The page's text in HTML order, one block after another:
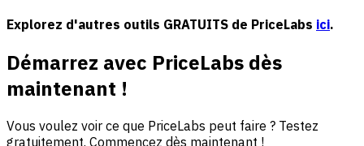
Explorez d'autres outils GRATUITS de PriceLabs ici.
Démarrez avec PriceLabs dès
maintenant !
Vous voulez voir ce que PriceLabs peut faire ? Testez
gratuitement. Commencez dès maintenant !